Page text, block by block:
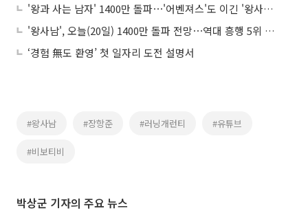
'왕과 사는 남자' 1400만 돌파⋯'어벤져스'도 이긴 '왕사남' 열풍
'왕사남', 오늘(20일) 1400만 돌파 전망⋯역대 흥행 5위 눈앞
‘경험 無도 환영’ 첫 일자리 도전 설명서
#왕사남 #장항준 #러닝개런티 #유튜브
#비보티비
박상군 기자의 주요 뉴스